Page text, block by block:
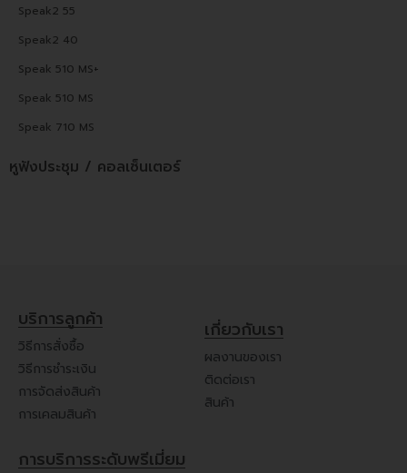
Speak2 55
Speak2 40
Speak 510 MS+
Speak 510 MS
Speak 710 MS
หูฟังประชุม / คอลเซ็นเตอร์
บริการลูกค้า
วิธีการสั่งซื้อ
วิธีการชำระเงิน
การจัดส่งสินค้า
การเคลมสินค้า
เกี่ยวกับเรา
ผลงานของเรา
ติดต่อเรา
สินค้า
การบริการระดับพรีเมี่ยม